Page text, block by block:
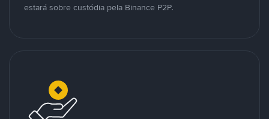
estará sobre custódia pela Binance P2P.